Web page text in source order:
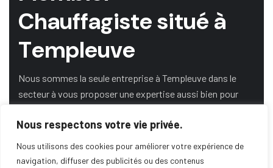
Nous respectons votre vie privée.
Nous utilisons des cookies pour améliorer votre expérience de
navigation, diffuser des publicités ou des contenus
Chauffagistesitué à
Templeuve
Nous sommes la seule entreprise à Templeuve dans le
secteur à vous proposer une expertise aussi bien pour
DEMANDE DE DEVIS